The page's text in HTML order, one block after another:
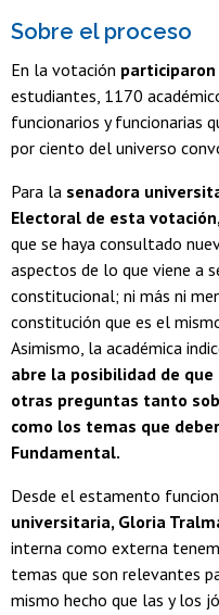
Sobre el proceso
En la votación
estudiantes, 1170
funcionarios y funcionarias
por ciento del universo
Para la senadora
Electoral de esta
que se haya consultado
aspectos de lo que viene a
constitucional; ni más ni
constitución que es el
Asimismo, la académica
abre la posibilidad de
otras preguntas tanto
como los temas que
Fundamental.
Desde el estamento
universitaria, Gloria
interna como externa
temas que son relevantes
mismo hecho que las y los